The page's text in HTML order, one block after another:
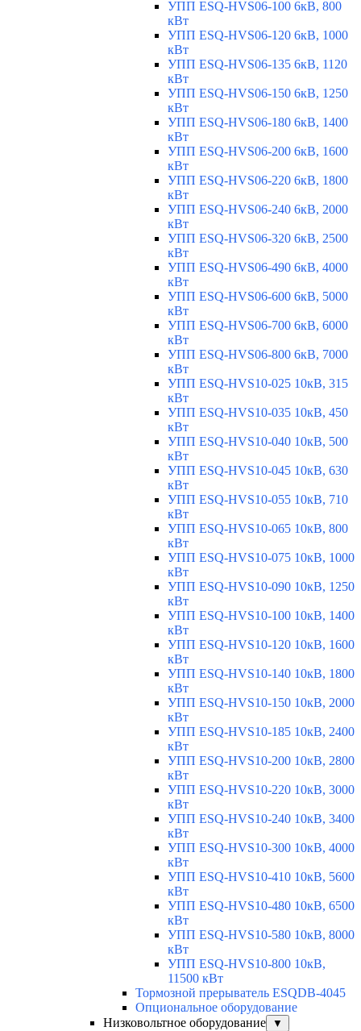
УПП ESQ-HVS06-100 6кВ, 800
кВт
УПП ESQ-HVS06-120 6кВ, 1000
кВт
УПП ESQ-HVS06-135 6кВ, 1120
кВт
УПП ESQ-HVS06-150 6кВ, 1250
кВт
УПП ESQ-HVS06-180 6кВ, 1400
кВт
УПП ESQ-HVS06-200 6кВ, 1600
кВт
УПП ESQ-HVS06-220 6кВ, 1800
кВт
УПП ESQ-HVS06-240 6кВ, 2000
кВт
УПП ESQ-HVS06-320 6кВ, 2500
кВт
УПП ESQ-HVS06-490 6кВ, 4000
кВт
УПП ESQ-HVS06-600 6кВ, 5000
кВт
УПП ESQ-HVS06-700 6кВ, 6000
кВт
УПП ESQ-HVS06-800 6кВ, 7000
кВт
УПП ESQ-HVS10-025 10кВ, 315
кВт
УПП ESQ-HVS10-035 10кВ, 450
кВт
УПП ESQ-HVS10-040 10кВ, 500
кВт
УПП ESQ-HVS10-045 10кВ, 630
кВт
УПП ESQ-HVS10-055 10кВ, 710
кВт
УПП ESQ-HVS10-065 10кВ, 800
кВт
УПП ESQ-HVS10-075 10кВ, 1000
кВт
УПП ESQ-HVS10-090 10кВ, 1250
кВт
УПП ESQ-HVS10-100 10кВ, 1400
кВт
УПП ESQ-HVS10-120 10кВ, 1600
кВт
УПП ESQ-HVS10-140 10кВ, 1800
кВт
УПП ESQ-HVS10-150 10кВ, 2000
кВт
УПП ESQ-HVS10-185 10кВ, 2400
кВт
УПП ESQ-HVS10-200 10кВ, 2800
кВт
УПП ESQ-HVS10-220 10кВ, 3000
кВт
УПП ESQ-HVS10-240 10кВ, 3400
кВт
УПП ESQ-HVS10-300 10кВ, 4000
кВт
УПП ESQ-HVS10-410 10кВ, 5600
кВт
УПП ESQ-HVS10-480 10кВ, 6500
кВт
УПП ESQ-HVS10-580 10кВ, 8000
кВт
УПП ESQ-HVS10-800 10кВ,
11500 кВт
Тормозной прерыватель ESQDB-4045
Опциональное оборудование
Низковольтное оборудование
▼